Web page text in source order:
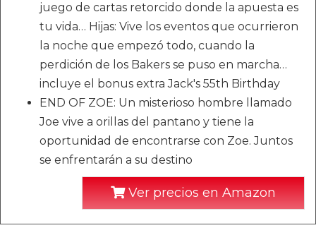
juego de cartas retorcido donde la apuesta es
tu vida… Hijas: Vive los eventos que ocurrieron
la noche que empezó todo, cuando la
perdición de los Bakers se puso en marcha…
incluye el bonus extra Jack's 55th Birthday
END OF ZOE: Un misterioso hombre llamado
Joe vive a orillas del pantano y tiene la
oportunidad de encontrarse con Zoe. Juntos
se enfrentarán a su destino
Ver precios en Amazon